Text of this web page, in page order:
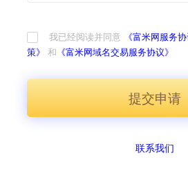
我已经阅读并同意 《富米网服务协
策》 和 《富米网域名交易服务协议》
提交申请
联系我们